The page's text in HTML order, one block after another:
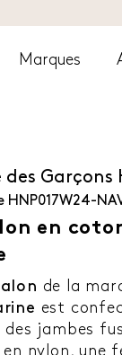
Marques
des Garçons
HNP017W24-
en
de la
est
des jambes